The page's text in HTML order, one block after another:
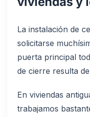
La instalación de
solicitarse
puerta principal
de cierre resulta
En viviendas
trabajamos